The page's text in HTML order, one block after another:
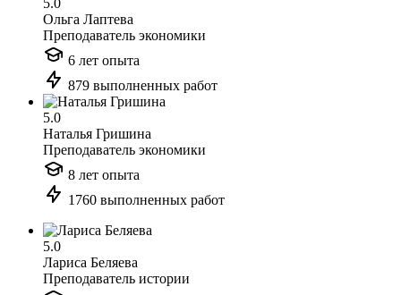
5.0
Ольга Лаптева
Преподаватель экономики
6 лет опыта
879 выполненных работ
5.0
Наталья Гришина
Преподаватель экономики
8 лет опыта
1760 выполненных работ
5.0
Лариса Беляева
Преподаватель истории